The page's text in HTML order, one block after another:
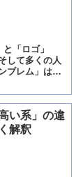
「ロゴ」
して多くの人
ブレム」は、
い系」の違
解釈